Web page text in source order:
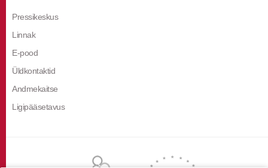
Pressikeskus
Linnak
E-pood
Üldkontaktid
Andmekaitse
Ligipääsetavus